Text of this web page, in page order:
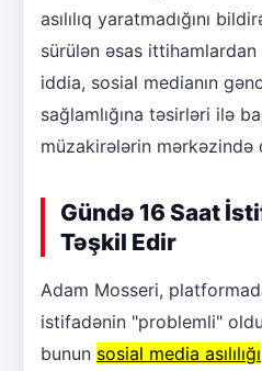
asılılıq yaratmadığını
sürülən əsas
iddia, sosial medianın
sağlamlığına təsirləri ilə
müzakirələrin mərkəzində
Gündə 16 Saat
Təşkil Edir
Adam Mosseri,
istifadənin "problemli"
bunun sosial media asılılığı